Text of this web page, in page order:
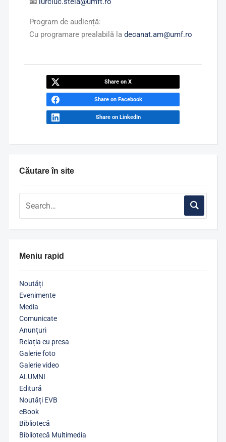
Căutare în site
Meniu rapid
Noutăți
Evenimente
Media
Comunicate
Anunțuri
Relația cu presa
Galerie foto
Galerie video
ALUMNI
Editură
Noutăți EVB
eBook
Bibliotecă
Bibliotecă Multimedia
Program de audiență:
Cu programare prealabilă la decanat.am@umf.ro
Share on X
Share on Facebook
Share on LinkedIn